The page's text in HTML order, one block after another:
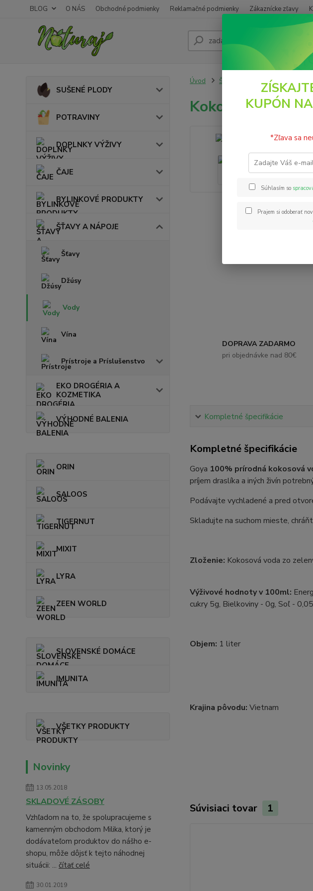
BLOG O NÁS Obchodné podmienky Reklamačné podmienky Zákaznícke zľavy
SUŠENÉ PLODY
POTRAVINY
DOPLNKY VÝŽIVY
ČAJE
BYLINKOVÉ PRODUKTY
ŠŤAVY A NÁPOJE
Šťavy
Džúsy
Vody
Vína
Prístroje a Príslušenstvo
EKO DROGÉRIA A
KOZMETIKA
VÝHODNÉ BALENIA
ORIN
SALOOS
TIGERNUT
MIXIT
LYRA
ZEEN WORLD
SLOVENSKÉ DOMÁCE
IMUNITA
VŠETKY PRODUKTY
Novinky
13.05.2018
SKLADOVÉ ZÁSOBY
Vzhľadom na to, že spolupracujeme s
kamenným obchodom Milika, ktorý je
dodávateľom produktov do nášho e-
shopu, môže dôjsť k tejto náhodnej
situácii: ... čítať celé
30.01.2019
Úvod ŠŤAVY A NÁPOJE Vody
Kokosová voda
DOPRAVA ZADARMO
pri objednávke nad 80€
Kompletné špecifikácie
Kompletné špecifikácie
Goya 100% prírodná kokosová
príjem draslíka a iných živín
Podávajte vychladené a pred
Skladujte na suchom mieste,
Zloženie: Kokosová voda zo
Výživové hodnoty v 100ml:
cukry 5g, Bielkoviny - 0g, Soľ -
Objem: 1 liter
Krajina pôvodu: Vietnam
Súvisiaci tovar 1
KUPÓN
*Zľava sa
Súhlasím so
Prajem si odoberať